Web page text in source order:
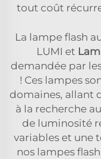
tout coût
La lampe flash
LUMI et
demandée par
! Ces lampes
domaines, allant
à la recherche
de luminosité
variables et une
nos lampes